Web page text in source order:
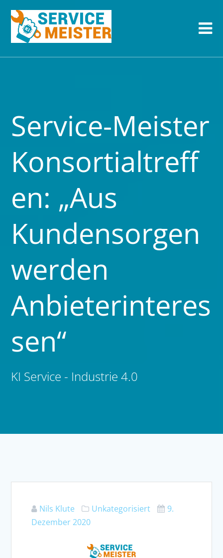
Service-Meister
Konsortialtreff
en: „Aus
Kundensorgen
werden
Anbieterinteres
sen“
KI Service - Industrie 4.0
Nils Klute Unkategorisiert
9.
Dezember 2020